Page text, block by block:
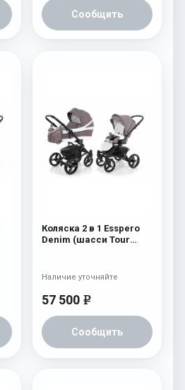
Сообщить
Коляска 2 в 1 Esspero
Denim (шасси Tour
57 500 e
Сообщить
Наличие уточняйте